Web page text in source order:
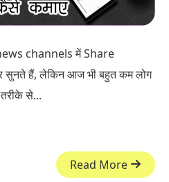
channels में Share
हैं, लेकिन आज भी बहुत कम लोग
से...
Read More